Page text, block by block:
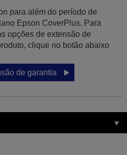
para além do período de
Epson CoverPlus. Para
opções de extensão de
clique no botão abaixo
de garantia